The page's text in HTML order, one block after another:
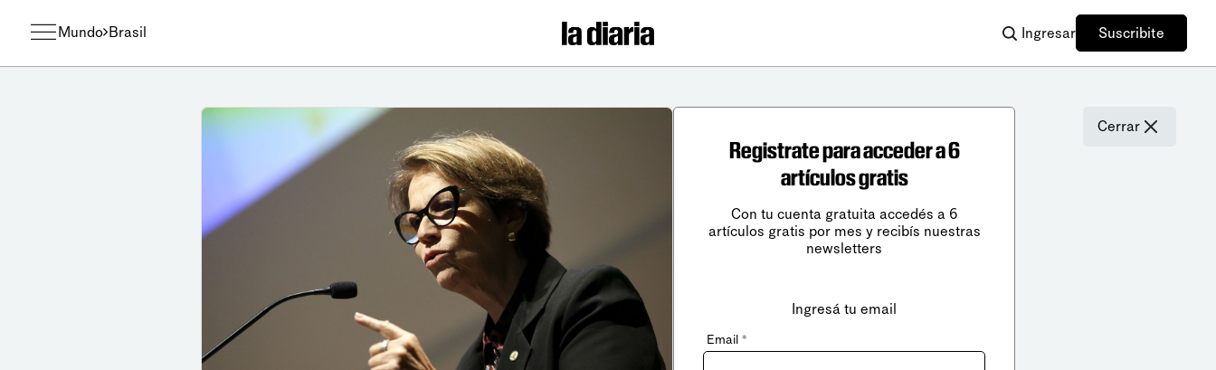
Mundo Brasil Ingresar Suscribite
Cerrar
Registrate para acceder a 6
artículos gratis
Con tu cuenta gratuita accedés a 6
artículos gratis por mes y recibís nuestras
newsletters
Ingresá tu email
Email *